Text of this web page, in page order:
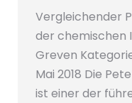
Vergleichender
der chemischen
Greven
Mai 2018 Die
ist einer der